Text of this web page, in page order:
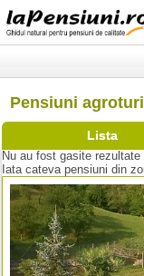
Pensiuni
Lista
Nu au fost gasite rezultate
Iata cateva pensiuni din